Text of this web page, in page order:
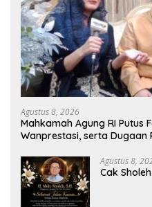
Agustus 8, 2026
Mahkamah Agung RI Putus
Wanprestasi, serta Dugaan
Agustus 8,
Cak